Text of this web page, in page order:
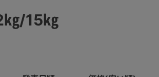
㎏/15㎏